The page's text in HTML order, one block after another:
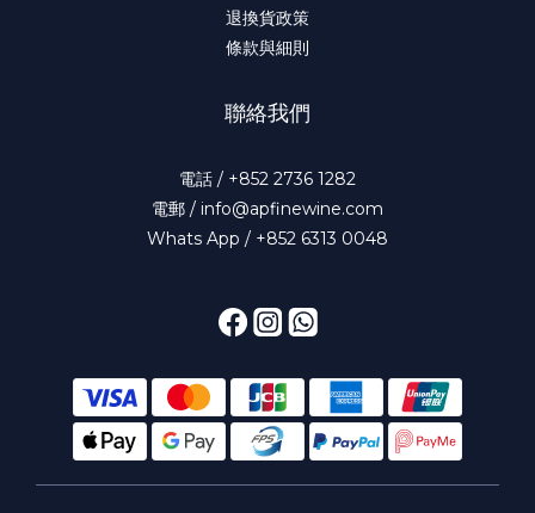
退換貨政策
條款與細則
聯絡我們
電話 / +852 2736 1282
電郵 / info@apfinewine.com
Whats App / +852 6313 0048